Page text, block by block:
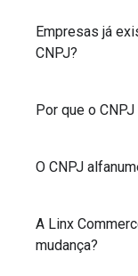
Empresas já
CNPJ?
Por que o
O CNPJ
A Linx
mudança?